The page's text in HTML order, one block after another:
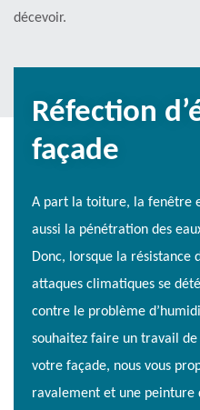
décevoir.
Réfection
façade
A part la toiture, la fenêtre
aussi la pénétration des
Donc, lorsque la résistance
attaques climatiques se
contre le problème
souhaitez faire un travail
votre façade, nous vous
ravalement et une peinture